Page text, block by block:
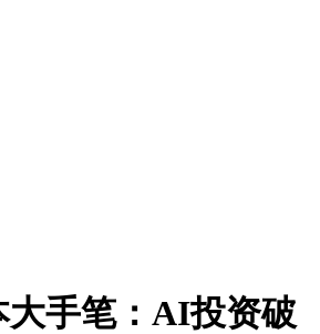
大手笔：AI投资破